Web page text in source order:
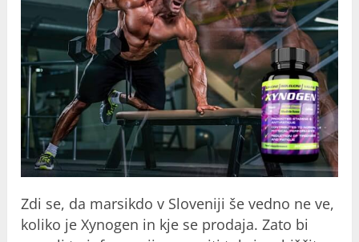
Zdi se, da marsikdo v Sloveniji še vedno ne ve,
koliko je Xynogen in kje se prodaja. Zato bi